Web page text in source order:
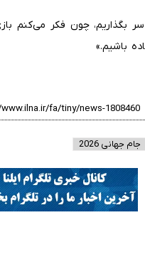
بگذاریم، چون فکر می‌کنم
باشیم.»
جام جهانی 2026